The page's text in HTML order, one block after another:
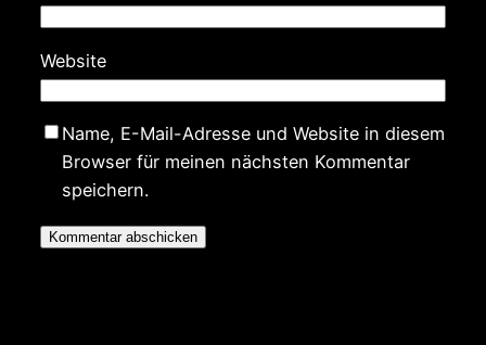
Website
Name, E-Mail-Adresse und Website in diesem
Browser für meinen nächsten Kommentar
speichern.